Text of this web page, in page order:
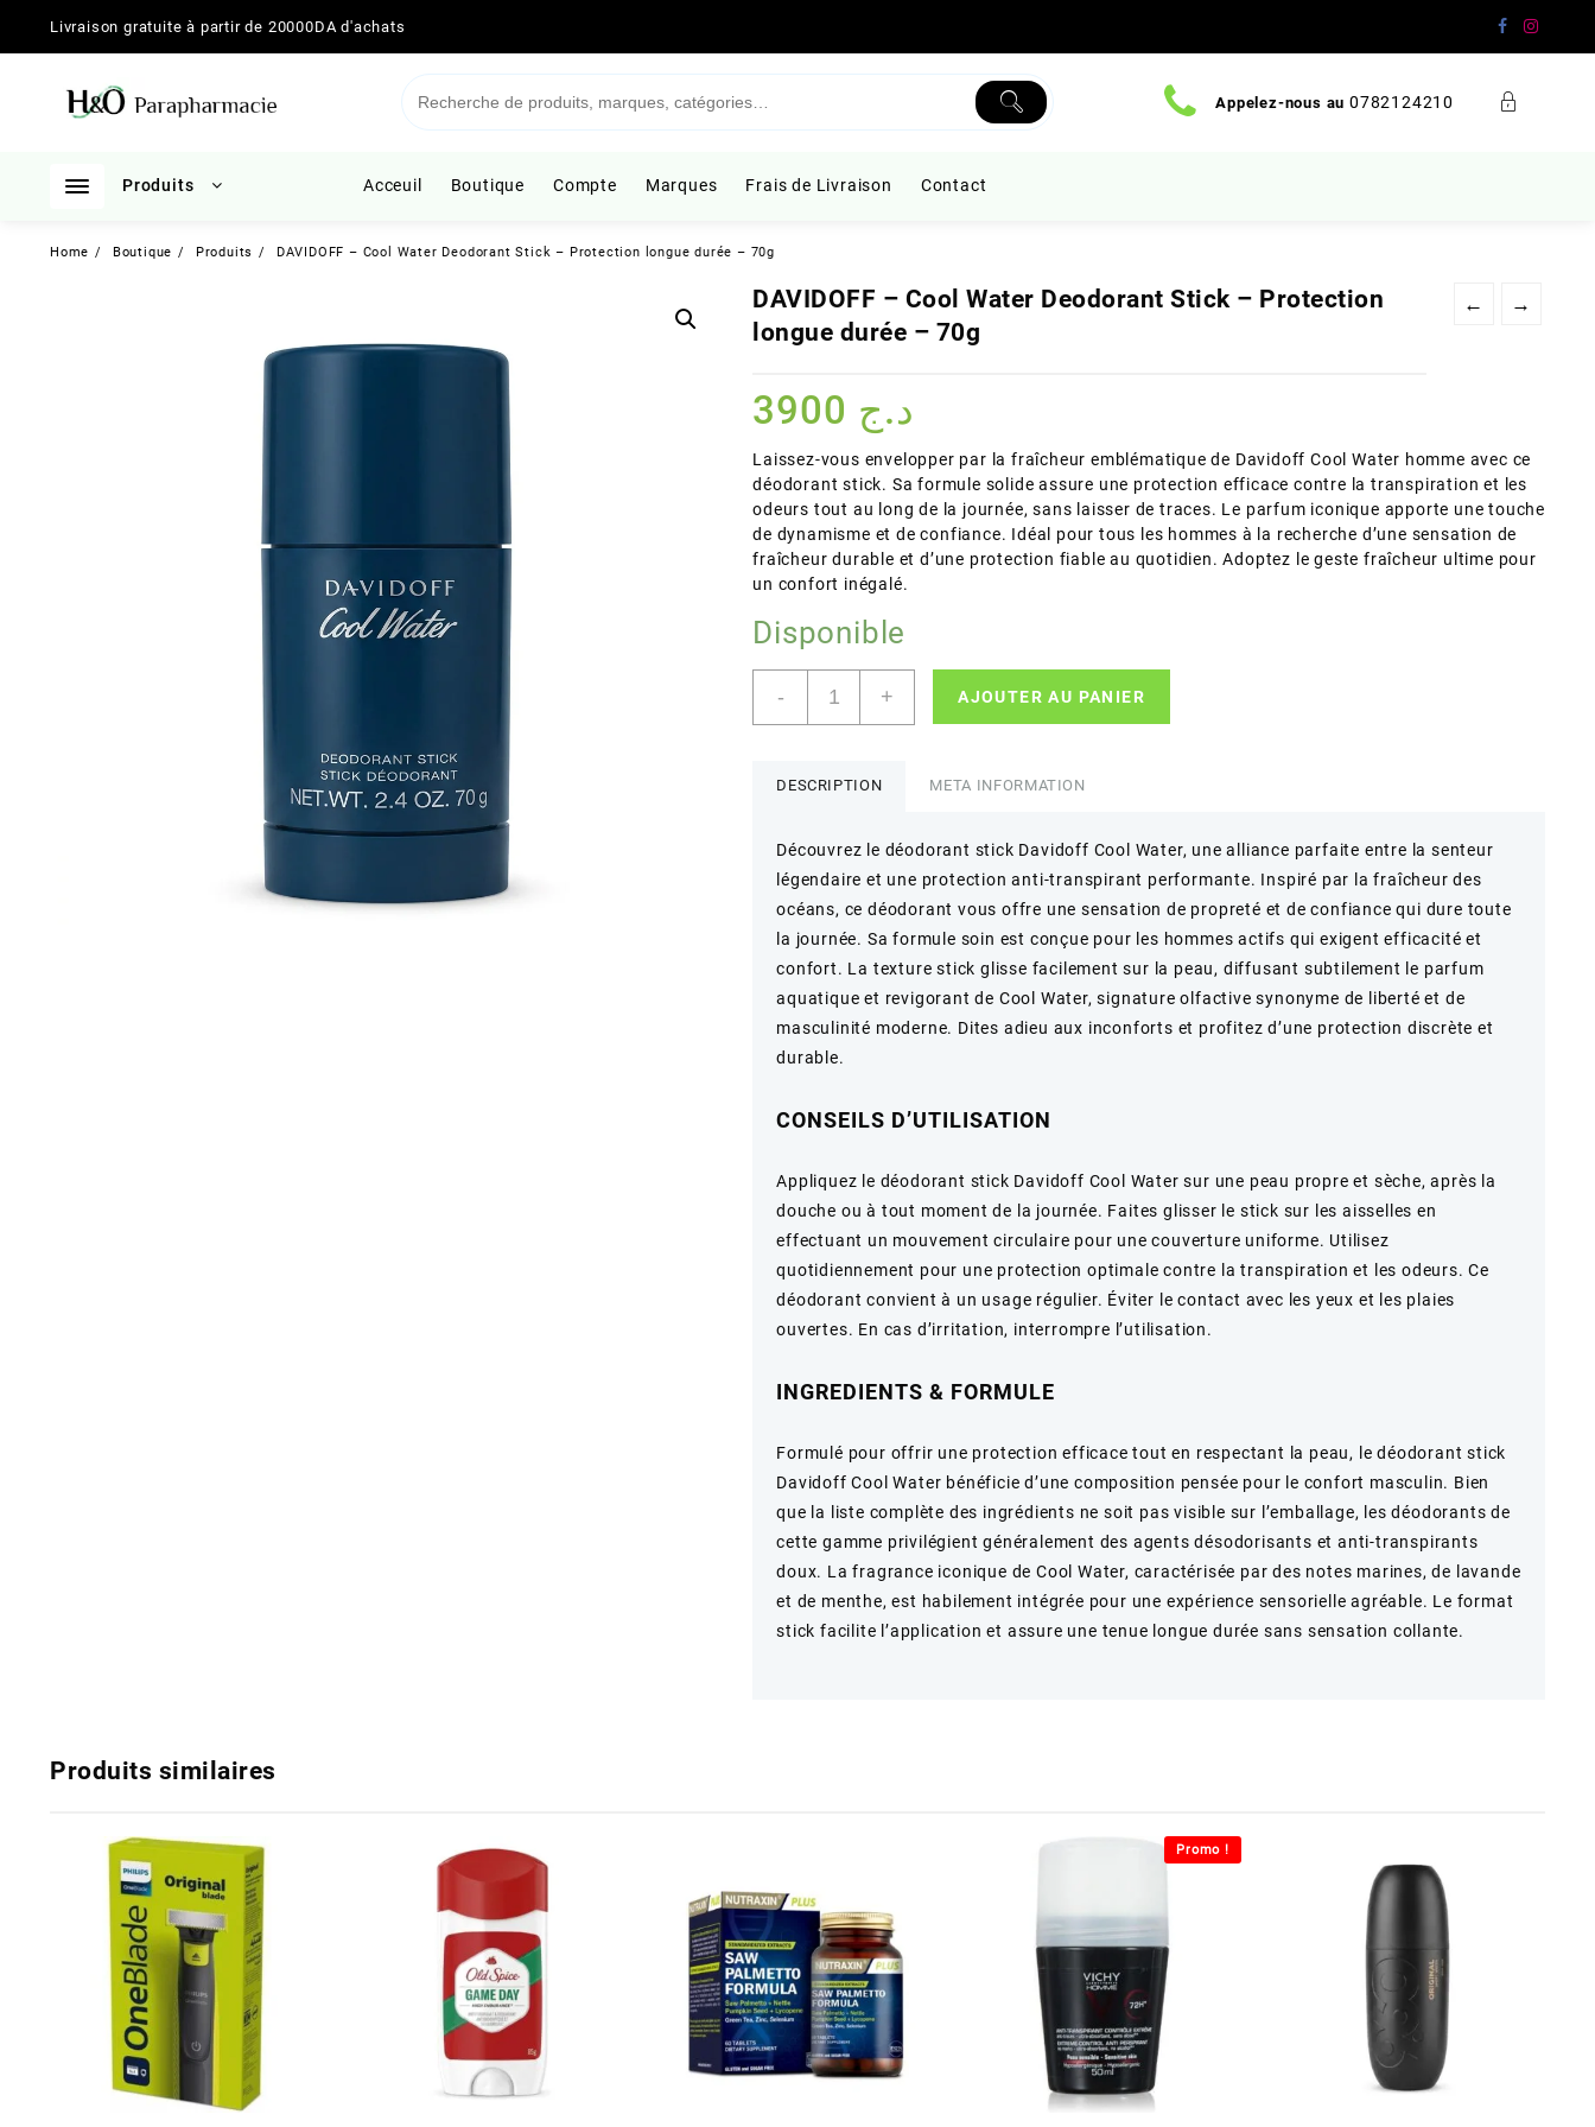
Livraison gratuite à partir de 20000DA d'achats
Appelez-nous au 0782124210
Produits Acceuil Boutique Compte Marques Frais de Livraison Contact
Home Boutique Produits DAVIDOFF – Cool Water Deodorant Stick – Protection longue durée – 70g
← →
DAVIDOFF – Cool Water Deodorant Stick – Protection
longue durée – 70g
د.ج
Laissez-vous envelopper par la fraîcheur emblématique de Davidoff Cool Water homme avec ce
déodorant stick. Sa formule solide assure une protection efficace contre la transpiration et les
odeurs tout au long de la journée, sans laisser de traces. Le parfum iconique apporte une touche
de dynamisme et de confiance. Idéal pour tous les hommes à la recherche d’une sensation de
fraîcheur durable et d’une protection fiable au quotidien. Adoptez le geste fraîcheur ultime pour
un confort inégalé.
Disponible
-
DAVIDOFF
Cool
Stick
–
Protection
longue
–
70g
+ AJOUTER AU PANIER
DESCRIPTION META INFORMATION
Découvrez le déodorant stick Davidoff Cool Water, une alliance parfaite entre la senteur
légendaire et une protection anti-transpirant performante. Inspiré par la fraîcheur des
océans, ce déodorant vous offre une sensation de propreté et de confiance qui dure toute
la journée. Sa formule soin est conçue pour les hommes actifs qui exigent efficacité et
confort. La texture stick glisse facilement sur la peau, diffusant subtilement le parfum
aquatique et revigorant de Cool Water, signature olfactive synonyme de liberté et de
masculinité moderne. Dites adieu aux inconforts et profitez d’une protection discrète et
durable.
CONSEILS D’UTILISATION
Appliquez le déodorant stick Davidoff Cool Water sur une peau propre et sèche, après la
douche ou à tout moment de la journée. Faites glisser le stick sur les aisselles en
effectuant un mouvement circulaire pour une couverture uniforme. Utilisez
quotidiennement pour une protection optimale contre la transpiration et les odeurs. Ce
déodorant convient à un usage régulier. Éviter le contact avec les yeux et les plaies
ouvertes. En cas d’irritation, interrompre l’utilisation.
INGREDIENTS & FORMULE
Formulé pour offrir une protection efficace tout en respectant la peau, le déodorant stick
Davidoff Cool Water bénéficie d’une composition pensée pour le confort masculin. Bien
que la liste complète des ingrédients ne soit pas visible sur l’emballage, les déodorants de
cette gamme privilégient généralement des agents désodorisants et anti-transpirants
doux. La fragrance iconique de Cool Water, caractérisée par des notes marines, de lavande
et de menthe, est habilement intégrée pour une expérience sensorielle agréable. Le format
stick facilite l’application et assure une tenue longue durée sans sensation collante.
Produits similaires
Promo !